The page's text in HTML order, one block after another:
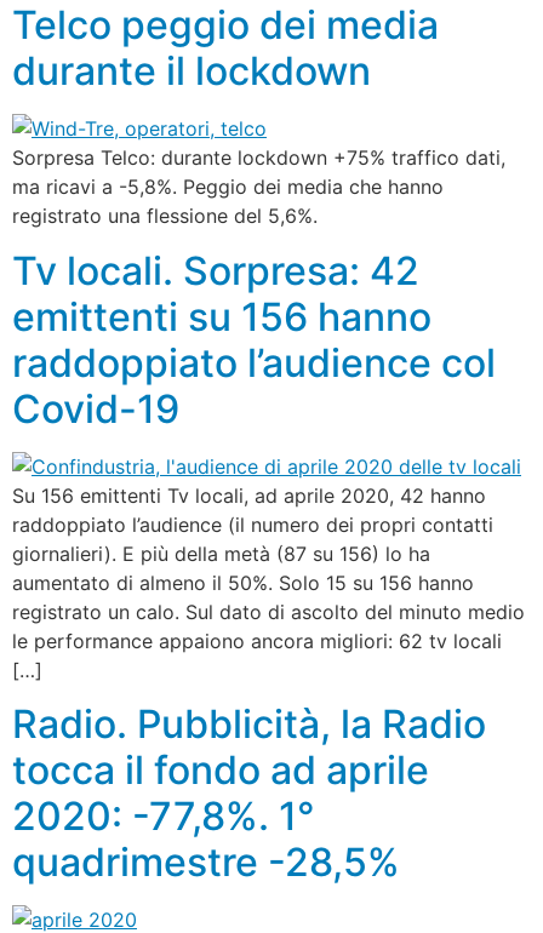
Telco peggio dei media
durante il lockdown
Sorpresa Telco: durante lockdown +75% traffico dati,
ma ricavi a -5,8%. Peggio dei media che hanno
registrato una flessione del 5,6%.
Tv locali. Sorpresa: 42
emittenti su 156 hanno
raddoppiato l’audience col
Covid-19
Su 156 emittenti Tv locali, ad aprile 2020, 42 hanno
raddoppiato l’audience (il numero dei propri contatti
giornalieri). E più della metà (87 su 156) lo ha
aumentato di almeno il 50%. Solo 15 su 156 hanno
registrato un calo. Sul dato di ascolto del minuto medio
le performance appaiono ancora migliori: 62 tv locali
[…]
Radio. Pubblicità, la Radio
tocca il fondo ad aprile
2020: -77,8%. 1°
quadrimestre -28,5%